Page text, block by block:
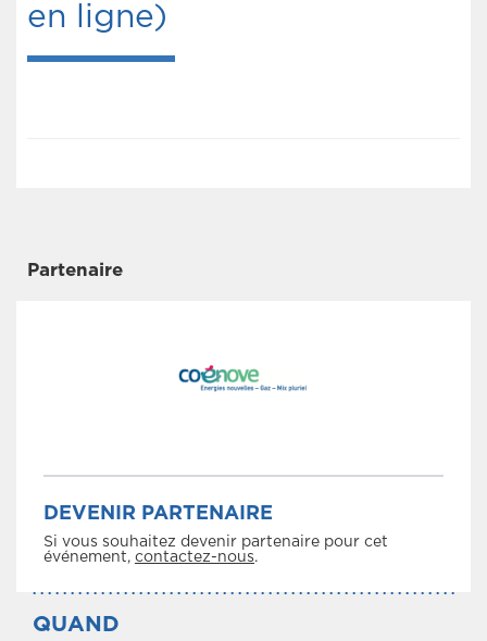
en ligne)
Partenaire
DEVENIR PARTENAIRE
Si vous souhaitez devenir partenaire pour cet
événement, contactez-nous.
QUAND